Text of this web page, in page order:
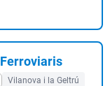
Vilanova i la Geltrú